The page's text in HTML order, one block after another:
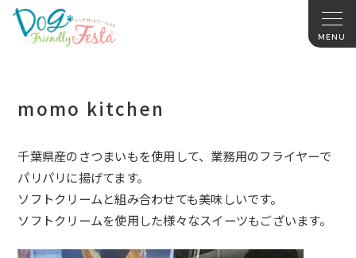
momo kitchen
千葉県産のさつまいもを使用して、業務用のフライヤーで
パリパリに揚げてます。
ソフトクリームと組み合わせても美味しいです。
ソフトクリームを使用した様々なスイーツもございます。